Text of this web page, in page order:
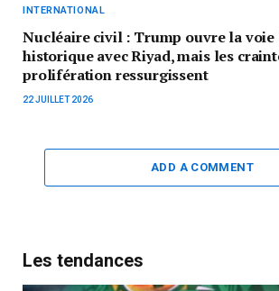
INTERNATIONAL
Nucléaire civil : Trump ouvre la voie
historique avec Riyad, mais les
prolifération ressurgissent
22 JUILLET 2026
ADD A COMMENT
Les tendances